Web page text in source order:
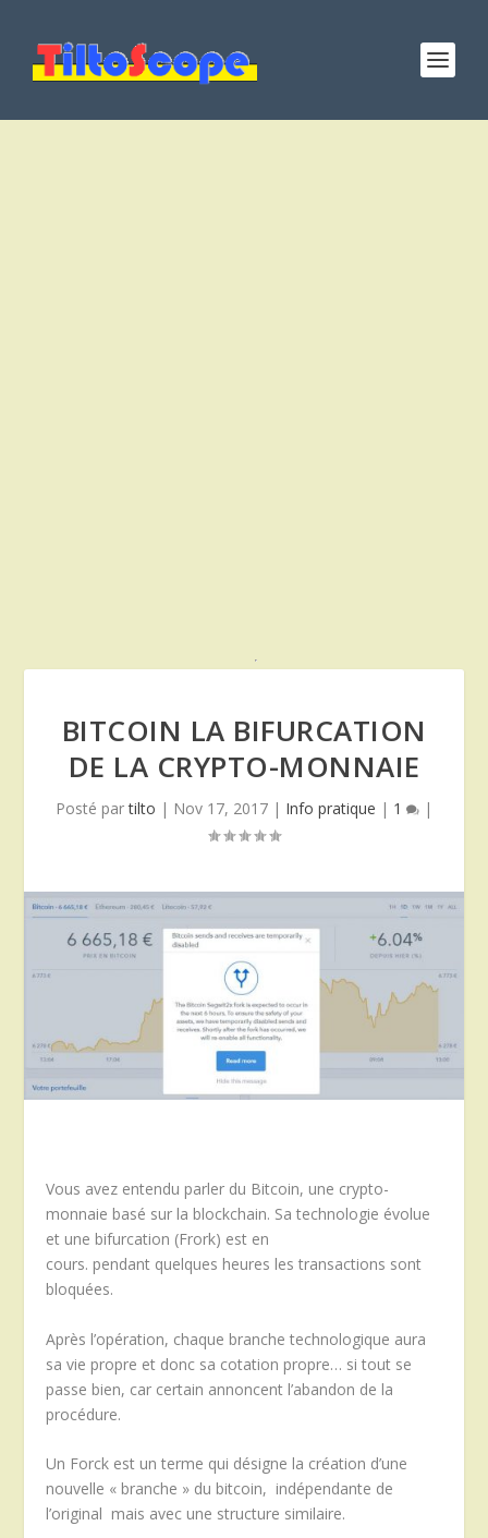
BITCOIN LA BIFURCATION
DE LA CRYPTO-MONNAIE
Posté partilto | Nov 17, 2017 | Info pratique | 1 |
Vous avez entendu parler du Bitcoin, une crypto-
monnaie basé sur la blockchain. Sa technologie évolue
et une bifurcation (Frork) est en
cours. pendant quelques heures les transactions sont
bloquées.
Après l’opération, chaque branche technologique aura
sa vie propre et donc sa cotation propre… si tout se
passe bien, car certain annoncent l’abandon de la
procédure.
Un Forck est un terme qui désigne la création d’une
nouvelle « branche » du bitcoin, indépendante de
l’original mais avec une structure similaire.